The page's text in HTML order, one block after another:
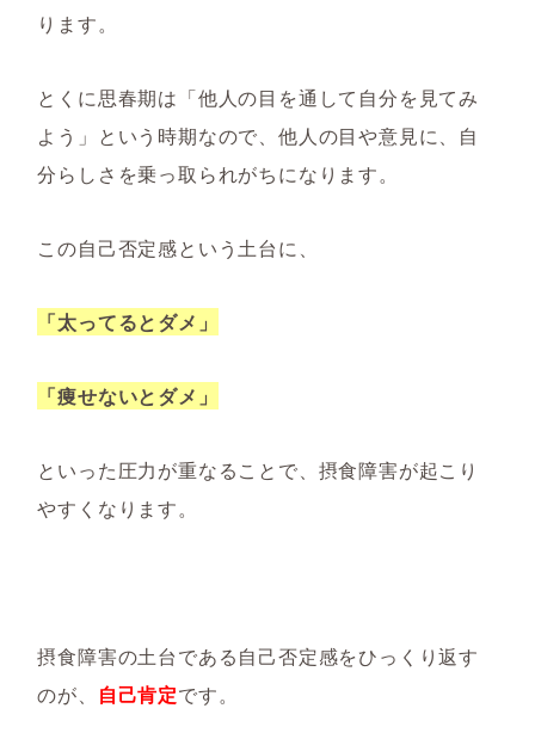
ります。
とくに思春期は「他人の目を通して自分を見てみ
よう」という時期なので、他人の目や意見に、自
分らしさを乗っ取られがちになります。
この自己否定感という土台に、
「太ってるとダメ」
「痩せないとダメ」
といった圧力が重なることで、摂食障害が起こり
やすくなります。
摂食障害の土台である自己否定感をひっくり返す
のが、 自己肯定です。